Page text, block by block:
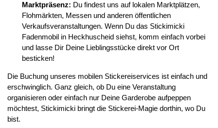
Marktpräsenz: Du findest uns auf lokalen Marktplätzen,
Flohmärkten, Messen und anderen öffentlichen
Verkaufsveranstaltungen. Wenn Du das Stickimicki
Fadenmobil in Heckhuscheid siehst, komm einfach vorbei
und lasse Dir Deine Lieblingsstücke direkt vor Ort
besticken!
Die Buchung unseres mobilen Stickereiservices ist einfach und
erschwinglich. Ganz gleich, ob Du eine Veranstaltung
organisieren oder einfach nur Deine Garderobe aufpeppen
möchtest, Stickimicki bringt die Stickerei-Magie dorthin, wo Du
bist.